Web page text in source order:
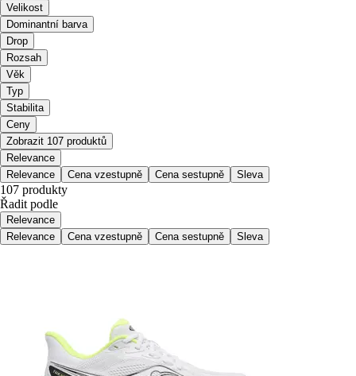
Velikost
Dominantní barva
Drop
Rozsah
Věk
Typ
Stabilita
Ceny
Zobrazit 107 produktů
Relevance
Relevance
Cena vzestupně Cena sestupně Sleva
107 produkty
Řadit podle
Relevance
Relevance
Cena vzestupně Cena sestupně Sleva